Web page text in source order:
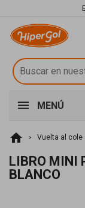
MENÚ
home Vuelta al cole
LIBRO MINI
BLANCO